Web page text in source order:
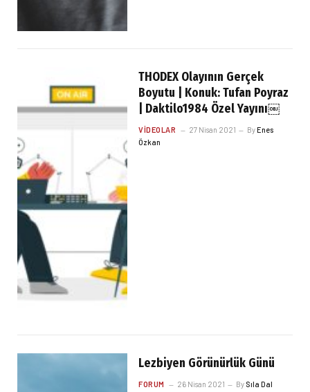
THODEX Olayının Gerçek
Boyutu | Konuk: Tufan Poyraz
| Daktilo1984 Özel Yayını￼
VIDEOLAR 27 Nisan 2021 ByEnes
Özkan
Lezbiyen Görünürlük Günü
FORUM 26 Nisan 2021 By Sıla Dal